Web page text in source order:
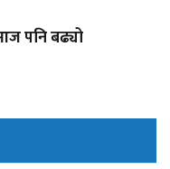
पनि बढ्यो